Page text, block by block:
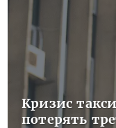
Кризис
потерять